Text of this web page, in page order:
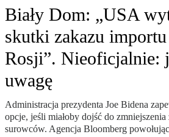
Biały Dom: „USA
skutki zakazu
Rosji”. Nieoficjalnie:
uwagę
Administracja prezydenta Joe Bidena
opcje, jeśli miałoby dojść do
surowców. Agencja Bloomberg